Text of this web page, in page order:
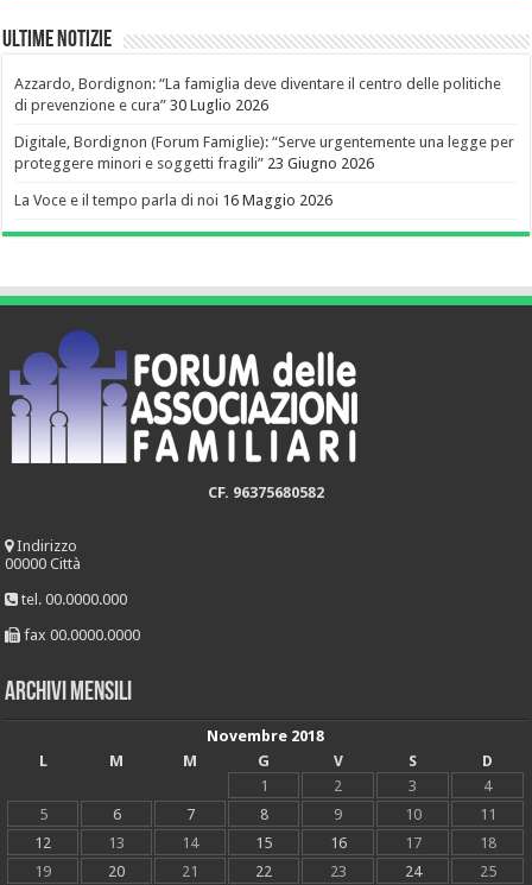
Ultime notizie
Azzardo, Bordignon: “La famiglia deve diventare il centro delle politiche
di prevenzione e cura” 30 Luglio 2026
Digitale, Bordignon (Forum Famiglie): “Serve urgentemente una legge per
proteggere minori e soggetti fragili” 23 Giugno 2026
La Voce e il tempo parla di noi 16 Maggio 2026
CF. 96375680582
Indirizzo
00000 Città
tel. 00.0000.000
fax 00.0000.0000
Archivi mensili
Novembre 2018
L
M M G V S
D
1
2 3
4
5
6 7 8 9 10
11
12
13 14 15 16 17
18
19
20 21 22 23 24
25